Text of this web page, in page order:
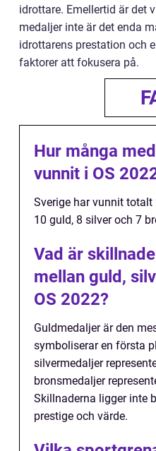
idrottare. Emellertid är det
medaljer inte är det enda
idrottarens prestation och
faktorer att fokusera på.
Hur många
vunnit i OS
Sverige har vunnit totalt
10 guld, 8 silver och 7
Vad är
mellan guld,
OS 2022?
Guldmedaljer är den
symboliserar en första
silvermedaljer
bronsmedaljer
Skillnaderna ligger inte
prestige och värde.